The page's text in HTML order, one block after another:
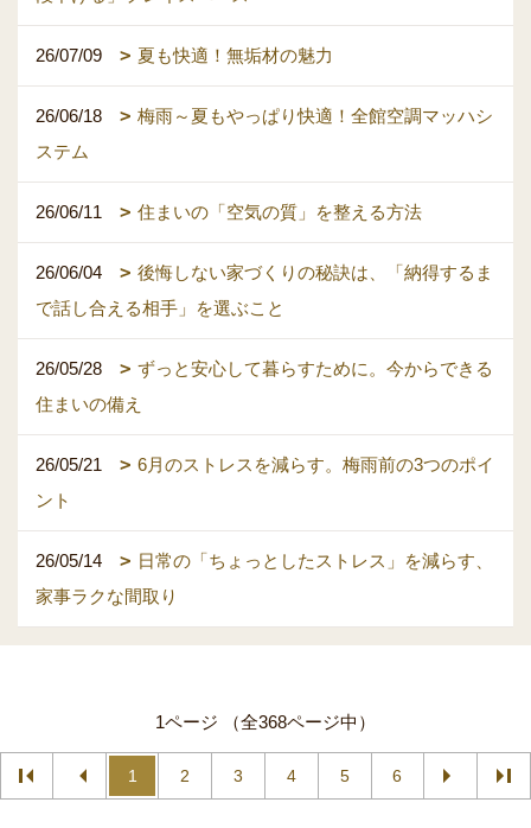
26/07/09 夏も快適！無垢材の魅力
26/06/18
梅雨～夏もやっぱり快適！全館空調マッハシ
ステム
26/06/11 住まいの「空気の質」を整える方法
26/06/04
後悔しない家づくりの秘訣は、「納得するま
で話し合える相手」を選ぶこと
26/05/28
ずっと安心して暮らすために。今からできる
住まいの備え
26/05/21
6月のストレスを減らす。梅雨前の3つのポイ
ント
26/05/14
日常の「ちょっとしたストレス」を減らす、
家事ラクな間取り
1ページ （全368ページ中）
1 2 3 4 5 6